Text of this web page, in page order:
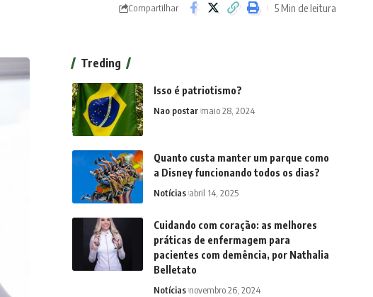
Compartilhar 5 Min de leitura
Treding
Isso é patriotismo?
Nao postar maio 28, 2024
Quanto custa manter um parque como
a Disney funcionando todos os dias?
Notícias abril 14, 2025
Cuidando com coração: as melhores
práticas de enfermagem para
pacientes com demência, por Nathalia
Belletato
Notícias novembro 26, 2024